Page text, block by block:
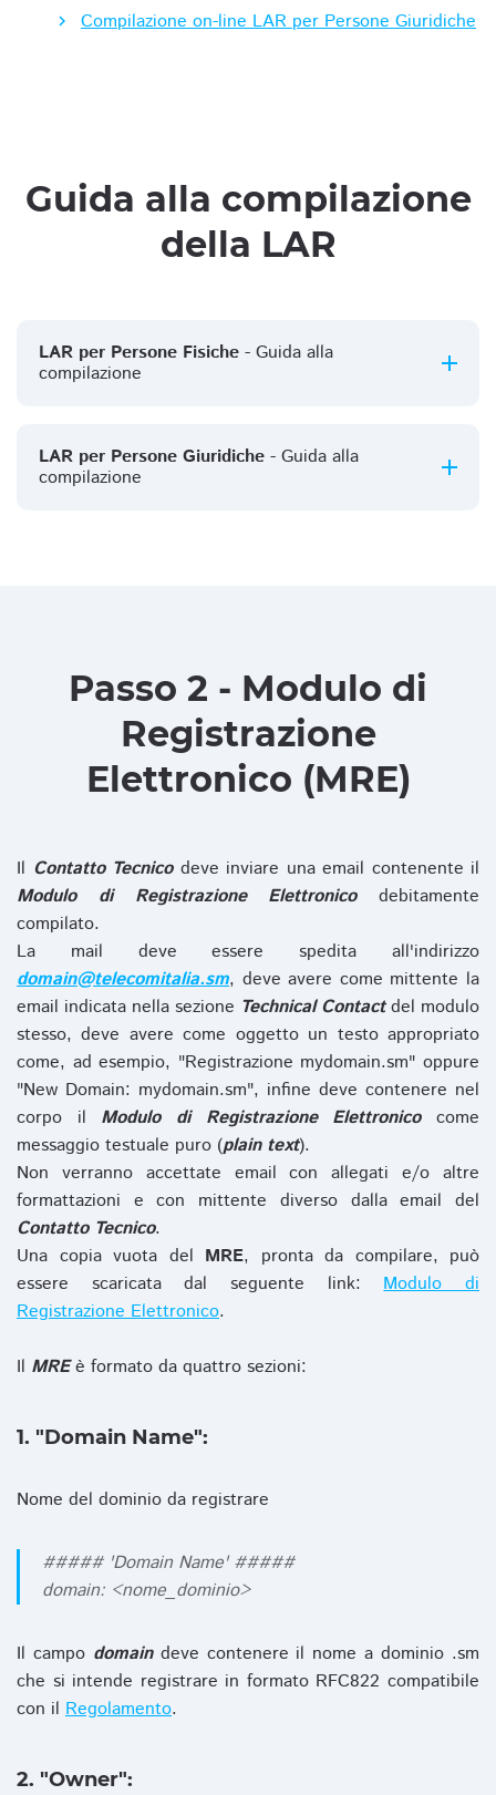
Compilazione on-line LAR per Persone Giuridiche
Guida alla compilazione
della LAR
LAR per Persone Fisiche - Guida alla
compilazione
LAR per Persone Giuridiche - Guida alla
compilazione
Passo 2 - Modulo di
Registrazione
Elettronico (MRE)
Il Contatto Tecnicodeve inviare una email contenente il
Modulo di Registrazione Elettronicodebitamente
compilato.
La mail deve essere spedita all'indirizzo
domain@telecomitalia.sm, deve avere come mittente la
email indicata nella sezione Technical Contactdel modulo
stesso, deve avere come oggetto un testo appropriato
come, ad esempio, "Registrazione mydomain.sm" oppure
"New Domain: mydomain.sm", infine deve contenere nel
corpo il Modulo di Registrazione Elettronicocome
messaggio testuale puro (plain text).
Non verranno accettate email con allegati e/o altre
formattazioni e con mittente diverso dalla email del
Contatto Tecnico.
Una copia vuota del MRE, pronta da compilare, può
essere scaricata dal seguente link:Modulo di
Registrazione Elettronico.
Il MREè formato da quattro sezioni:
1. "Domain Name":
Nome del dominio da registrare
##### 'Domain Name' #####
domain: <nome_dominio>
Il campo domaindeve contenere il nome a dominio .sm
che si intende registrare in formato RFC822 compatibile
con il Regolamento.
2. "Owner":